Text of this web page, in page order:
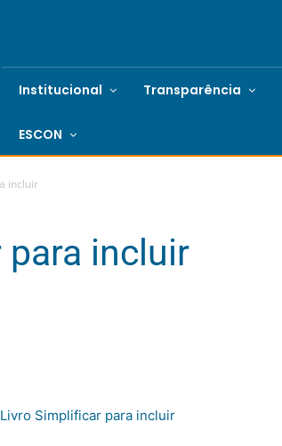
Institucional Transparência
ESCON
incluir
incluir
Simplificar para incluir